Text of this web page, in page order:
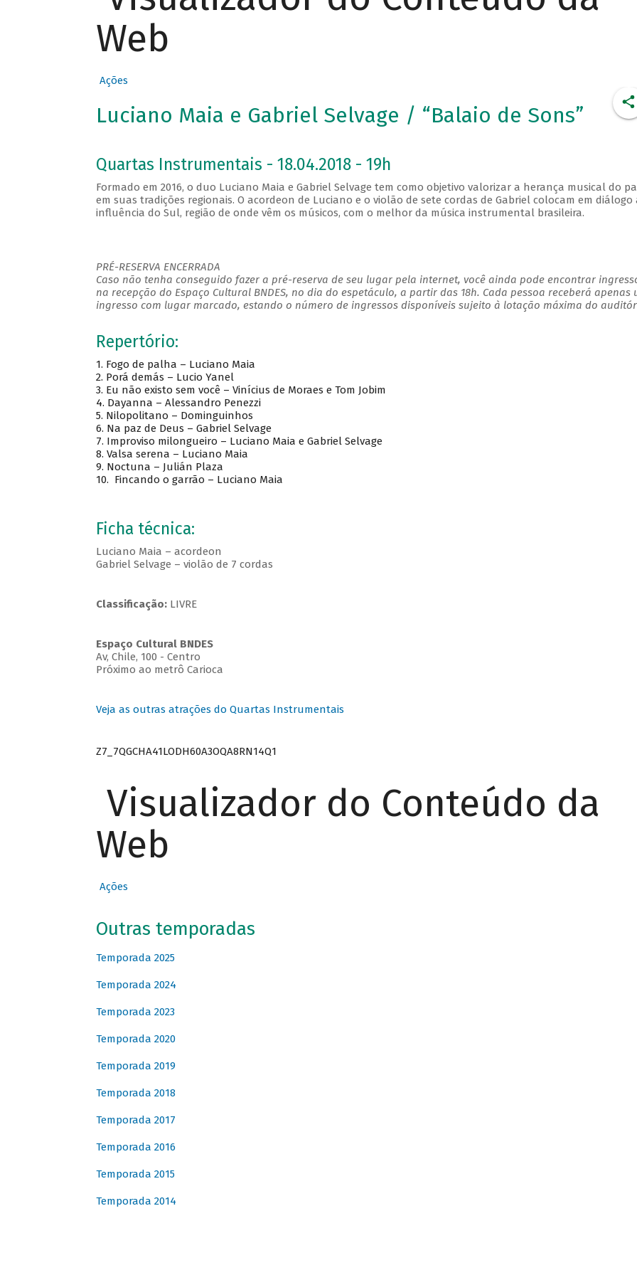
Web
Ações
Luciano Maia e Gabriel Selvage / “Balaio de Sons”
Quartas Instrumentais - 18.04.2018 - 19h
Formado em 2016, o duo Luciano Maia e Gabriel Selvage tem como objetivo valorizar a herança musical do
em suas tradições regionais. O acordeon de Luciano e o violão de sete cordas de Gabriel colocam em diálogo
influência do Sul, região de onde vêm os músicos, com o melhor da música instrumental brasileira.
PRÉ-RESERVA ENCERRADA
Caso não tenha conseguido fazer a pré-reserva de seu lugar pela internet, você ainda pode encontrar
na recepção do Espaço Cultural BNDES, no dia do espetáculo, a partir das 18h. Cada pessoa receberá apenas
ingresso com lugar marcado, estando o número de ingressos disponíveis sujeito à lotação máxima do
Repertório:
1. Fogo de palha – Luciano Maia
2. Porá demás – Lucio Yanel
3. Eu não existo sem você – Vinícius de Moraes e Tom Jobim
4. Dayanna – Alessandro Penezzi
5. Nilopolitano – Dominguinhos
6. Na paz de Deus – Gabriel Selvage
7. Improviso milongueiro – Luciano Maia e Gabriel Selvage
8. Valsa serena – Luciano Maia
9. Noctuna – Julián Plaza
10. Fincando o garrão – Luciano Maia
Ficha técnica:
Luciano Maia – acordeon
Gabriel Selvage – violão de 7 cordas
Classificação:LIVRE
Espaço Cultural BNDES
Av, Chile, 100 - Centro
Próximo ao metrô Carioca
Veja as outras atrações do Quartas Instrumentais
Z7_7QGCHA41LODH60A3OQA8RN14Q1
Visualizador do Conteúdo da
Web
Ações
Outras temporadas
Temporada 2025
Temporada 2024
Temporada 2023
Temporada 2020
Temporada 2019
Temporada 2018
Temporada 2017
Temporada 2016
Temporada 2015
Temporada 2014